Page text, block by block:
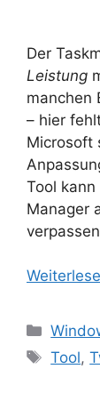
Der
Leistung
manchen
– hier
Microsoft
Tool
Manager
Tool,